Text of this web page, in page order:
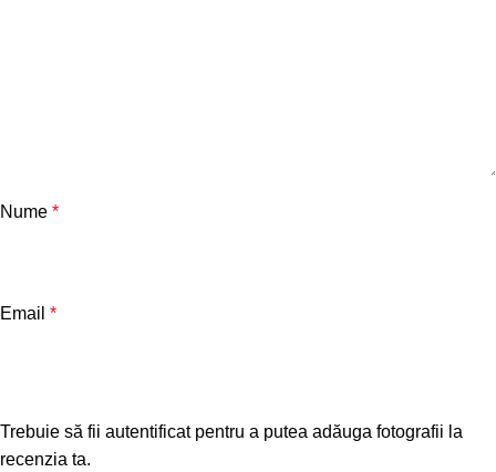
Nume *
Email *
Trebuie să fii autentificat pentru a putea adăuga fotografii la
recenzia ta.